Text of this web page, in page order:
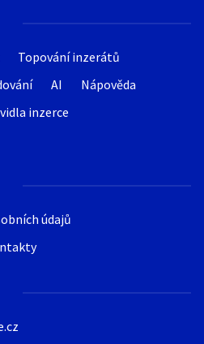
Topování inzerátů
AI
Nápověda
inzerce
údajů